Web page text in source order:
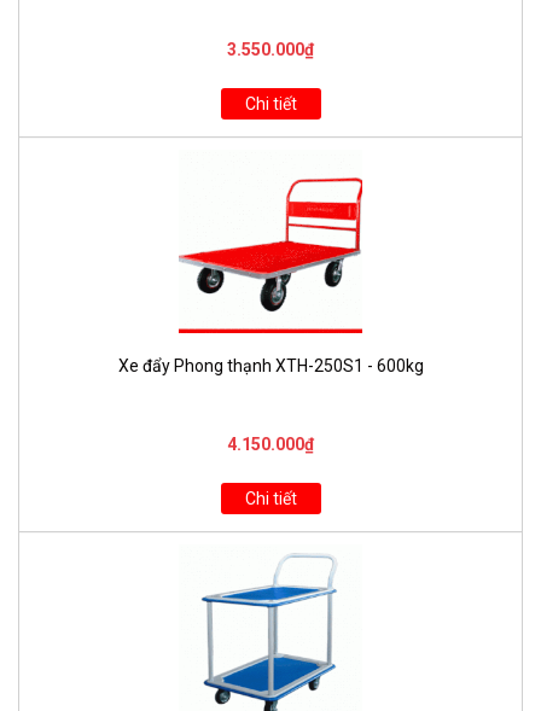
3.550.000₫
Chi tiết
Xe đẩy Phong thạnh XTH-250S1 - 600kg
4.150.000₫
Chi tiết